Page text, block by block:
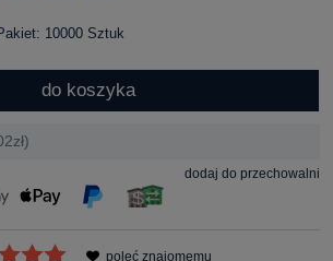
10000 Sztuk
do koszyka
dodaj do przechowalni
poleć znajomemu